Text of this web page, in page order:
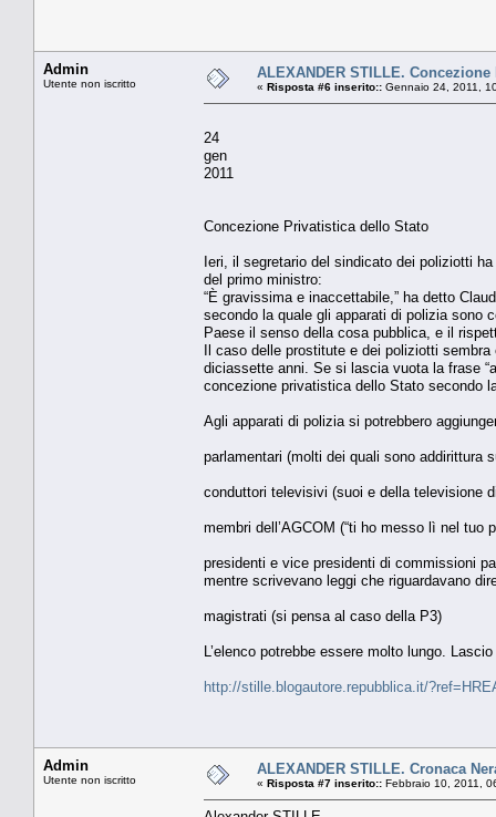
Admin
Utente non iscritto
ALEXANDER STILLE.
« Risposta #6 inserito:: Gennaio 24, 2011,
24
gen
2011
Concezione Privatistica dello Stato
Ieri, il segretario del sindicato dei poliziotti
del primo ministro:
“È gravissima e inaccettabile,” ha detto
secondo la quale gli apparati di polizia sono
Paese il senso della cosa pubblica, e il
Il caso delle prostitute e dei poliziotti
diciassette anni. Se si lascia vuota la frase
concezione privatistica dello Stato secondo
Agli apparati di polizia si potrebbero
parlamentari (molti dei quali sono addirittura
conduttori televisivi (suoi e della televisione
membri dell’AGCOM (“ti ho messo lì nel tuo
presidenti e vice presidenti di commissioni
mentre scrivevano leggi che riguardavano
magistrati (si pensa al caso della P3)
L’elenco potrebbe essere molto lungo.
http://stille.blogautore.repubblica.it/
Admin
Utente non iscritto
ALEXANDER STILLE. Cronaca
« Risposta #7 inserito:: Febbraio 10, 2011,